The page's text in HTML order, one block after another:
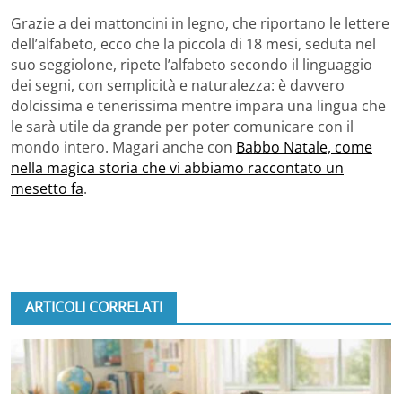
Grazie a dei mattoncini in legno, che riportano le lettere
dell’alfabeto, ecco che la piccola di 18 mesi, seduta nel
suo seggiolone, ripete l’alfabeto secondo il linguaggio
dei segni, con semplicità e naturalezza: è davvero
dolcissima e tenerissima mentre impara una lingua che
le sarà utile da grande per poter comunicare con il
mondo intero. Magari anche con Babbo Natale, come
nella magica storia che vi abbiamo raccontato un
mesetto fa.
ARTICOLI CORRELATI